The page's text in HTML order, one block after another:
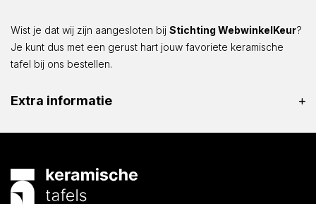
Wist je dat wij zijn aangesloten bij Stichting WebwinkelKeur?
Je kunt dus met een gerust hart jouw favoriete keramische
tafel bij ons bestellen.
Extra informatie